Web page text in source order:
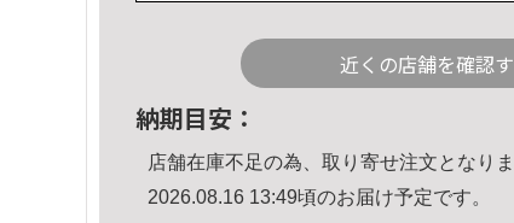
近くの店舗を確認
納期目安：
店舗在庫不足の為、取り寄せ注文となりま
2026.08.16 13:49頃のお届け予定です。